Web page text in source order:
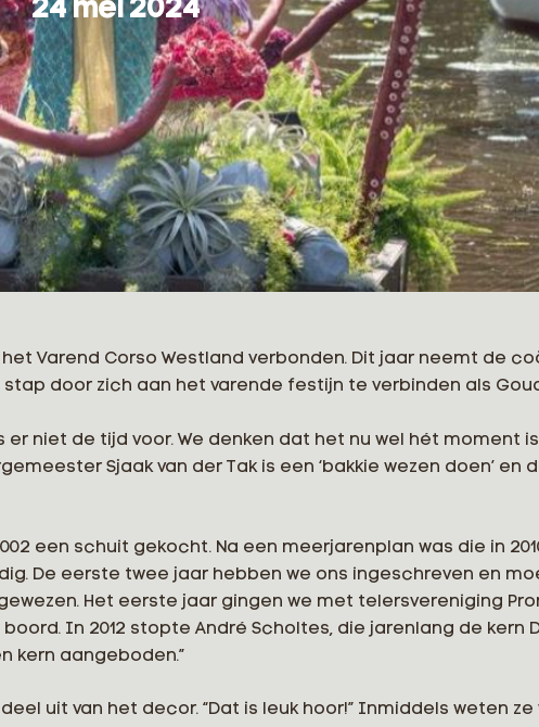
24 mei 2024
Varend Corso Westland verbonden. Dit jaar neemt de
stap door zich aan het varende festijn te verbinden als
niet de tijd voor. We denken dat het nu wel hét moment
Sjaak van der Tak is een ‘bakkie wezen doen’ en
een schuit gekocht. Na een meerjarenplan was die in
De eerste twee jaar hebben we ons ingeschreven en
Het eerste jaar gingen we met telersvereniging
In 2012 stopte André Scholtes, die jarenlang de kern
kern aangeboden.”
uit van het decor. “Dat is leuk hoor!” Inmiddels weten ze